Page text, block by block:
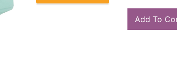
Add To